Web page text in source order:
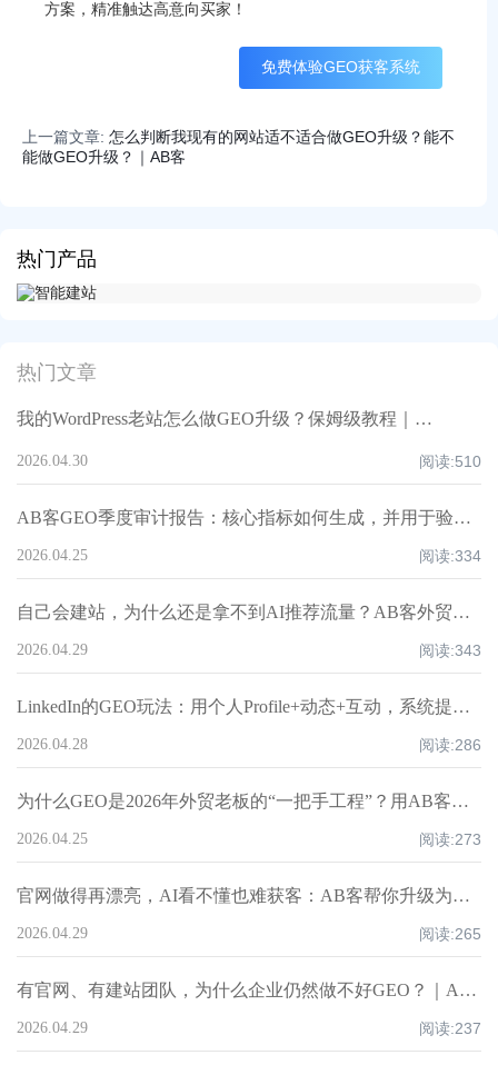
热门产品
热门文章
我的WordPress老站怎么做GEO升级？保姆级教程｜AB客
2026.04.30 阅读:510
AB客GEO季度审计报告：核心指标如何生成，并用于验证“AI是否会推荐你”？
2026.04.25 阅读:334
自己会建站，为什么还是拿不到AI推荐流量？AB客外贸官网获客升级方案
2026.04.29 阅读:343
LinkedIn的GEO玩法：用个人Profile+动态+互动，系统提升企业AI推荐权重丨AB客
2026.04.28 阅读:286
为什么GEO是2026年外贸老板的“一把手工程”？用AB客方法论把企业做进AI推荐名单
2026.04.25 阅读:273
官网做得再漂亮，AI看不懂也难获客：AB客帮你升级为可被Google收录、被AI推荐、能承接询盘的外贸营销型官网
2026.04.29 阅读:265
有官网、有建站团队，为什么企业仍然做不好GEO？｜AB客
2026.04.29 阅读:237
方案，精准触达高意向买家！
免费体验GEO获客系统
上一篇文章: 怎么判断我现有的网站适不适合做GEO升级？能不
能做GEO升级？｜AB客